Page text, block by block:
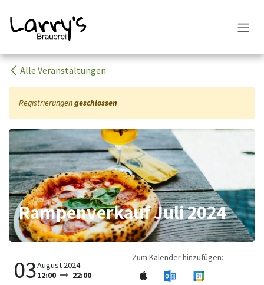
Alle Veranstaltungen
Registrierungengeschlossen
Rampenverkauf Juli 2024
03August 2024
12:00
22:00
Zum Kalender hinzufügen: